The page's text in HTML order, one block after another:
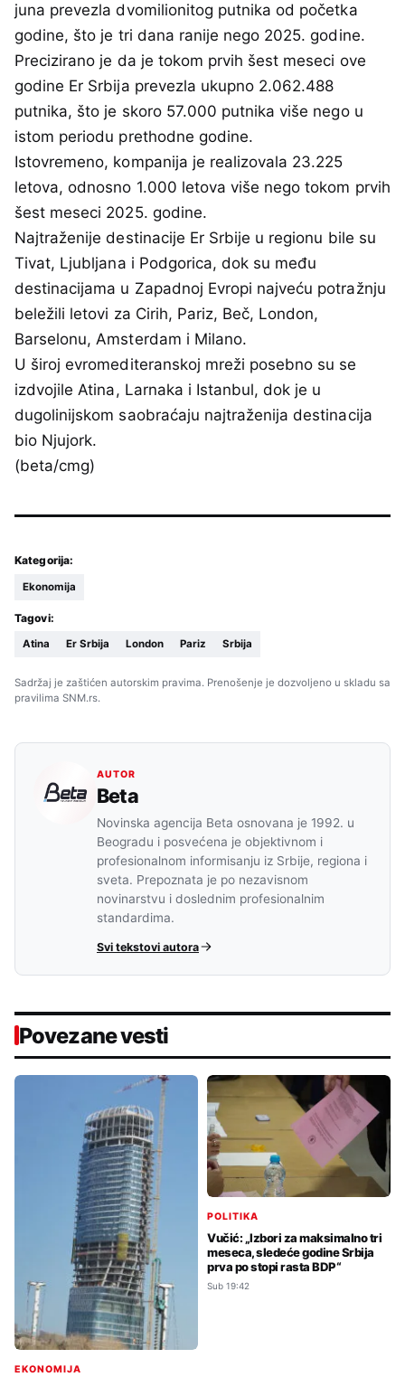
juna prevezla dvomilionitog putnika od početka
godine, što je tri dana ranije nego 2025. godine.
Precizirano je da je tokom prvih šest meseci ove
godine Er Srbija prevezla ukupno 2.062.488
putnika, što je skoro 57.000 putnika više nego u
istom periodu prethodne godine.
Istovremeno, kompanija je realizovala 23.225
letova, odnosno 1.000 letova više nego tokom prvih
šest meseci 2025. godine.
Najtraženije destinacije Er Srbije u regionu bile su
Tivat, Ljubljana i Podgorica, dok su među
destinacijama u Zapadnoj Evropi najveću potražnju
beležili letovi za Cirih, Pariz, Beč, London,
Barselonu, Amsterdam i Milano.
U široj evromediteranskoj mreži posebno su se
izdvojile Atina, Larnaka i Istanbul, dok je u
dugolinijskom saobraćaju najtraženija destinacija
bio Njujork.
(beta/cmg)
Kategorija:
Ekonomija
Tagovi:
Atina Er Srbija London Pariz Srbija
Sadržaj je zaštićen autorskim pravima. Prenošenje je dozvoljeno u skladu sa
pravilima SNM.rs.
AUTOR
Beta
Novinska agencija Beta osnovana je 1992. u
Beogradu i posvećena je objektivnom i
profesionalnom informisanju iz Srbije, regiona i
sveta. Prepoznata je po nezavisnom
novinarstvu i doslednim profesionalnim
standardima.
Svi tekstovi autora
Povezane vesti
EKONOMIJA
POLITIKA
Vučić: „Izbori za maksimalno tri
meseca, sledeće godine Srbija
prva po stopi rasta BDP“
Sub 19:42